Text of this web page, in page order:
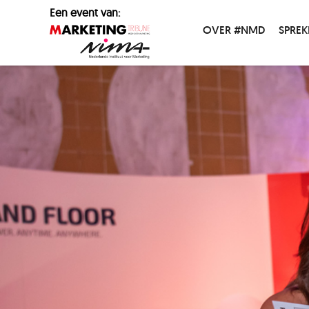
Een event van:
OVER #NMD